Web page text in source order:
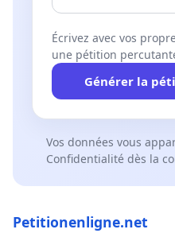
Écrivez avec vos
une pétition
Générer la
Vos données vous
Confidentialité dès la
Petitionenligne.net